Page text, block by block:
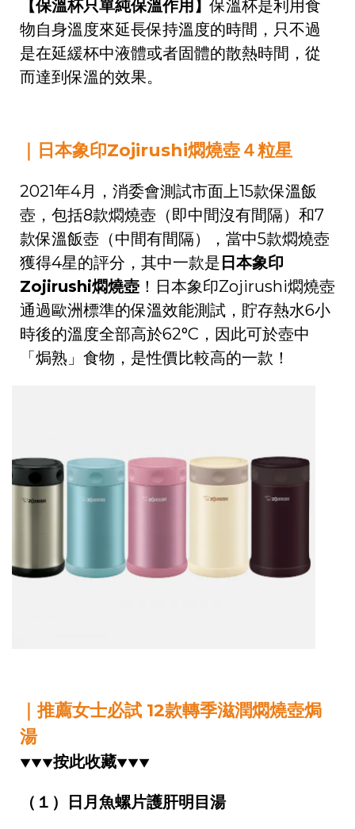
【保溫杯只單純保溫作用】保溫杯是利用食
物自身溫度來延長保持溫度的時間，只不過
是在延緩杯中液體或者固體的散熱時間，從
而達到保溫的效果。
｜日本象印Zojirushi燜燒壺４粒星
2021年4月，消委會測試市面上15款保溫飯
壺，包括8款燜燒壺（即中間沒有間隔）和7
款保溫飯壺（中間有間隔），當中5款燜燒壺
獲得4星的評分，其中一款是 日本象印
Zojirushi燜燒壺 ！日本象印Zojirushi燜燒壺
通過歐洲標準的保溫效能測試，貯存熱水6小
時後的溫度全部高於62°C，因此可於壺中
「焗熟」食物，是性價比較高的一款！
｜推薦女士必試 12款轉季滋潤燜燒壺焗
湯
▼▼▼按此收藏▼▼▼
（１）日月魚螺片護肝明目湯